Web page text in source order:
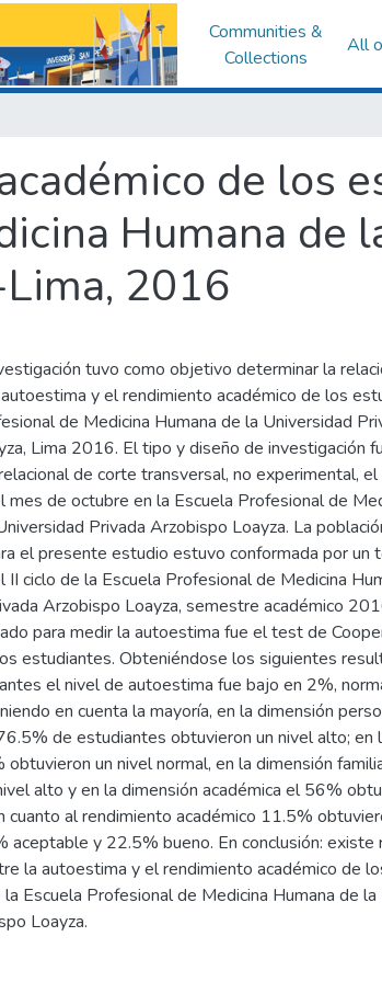
Communities &
Collections
All
de los
Humana de
2016
tuvo como objetivo determinar la
y el rendimiento académico de los
de Medicina Humana de la Universidad
Lima 2016. El tipo y diseño de investigación
de corte transversal, no experimental, el
mes de octubre en la Escuela Profesional de
Privada Arzobispo Loayza. La
el presente estudio estuvo conformada por un
ciclo de la Escuela Profesional de Medicina
Arzobispo Loayza, semestre académico
para medir la autoestima fue el test de
estudiantes. Obteniéndose los siguientes
el nivel de autoestima fue bajo en 2%,
en cuenta la mayoría, en la dimensión
de estudiantes obtuvieron un nivel alto; en
un nivel normal, en la dimensión
alto y en la dimensión académica el 56%
cuanto al rendimiento académico 11.5%
aceptable y 22.5% bueno. En conclusión: existe
la autoestima y el rendimiento académico de
Escuela Profesional de Medicina Humana de la
Loayza.